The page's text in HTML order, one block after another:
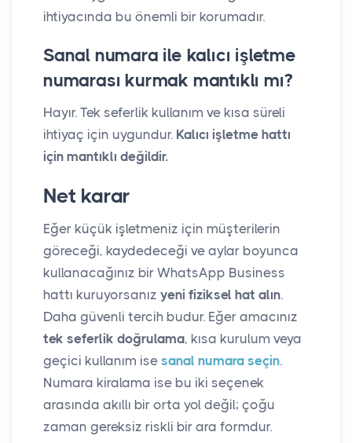
ihtiyacında bu önemli bir korumadır.
Sanal numara ile kalıcı işletme
numarası kurmak mantıklı mı?
Hayır. Tek seferlik kullanım ve kısa süreli
ihtiyaç için uygundur. Kalıcı işletme hattı
için mantıklı değildir.
Net karar
Eğer küçük işletmeniz için müşterilerin
göreceği, kaydedeceği ve aylar boyunca
kullanacağınız bir WhatsApp Business
hattı kuruyorsanız yeni fiziksel hat alın.
Daha güvenli tercih budur. Eğer amacınız
tek seferlik doğrulama, kısa kurulum veya
geçici kullanım ise sanal numara seçin.
Numara kiralama ise bu iki seçenek
arasında akıllı bir orta yol değil; çoğu
zaman gereksiz riskli bir ara formdur.